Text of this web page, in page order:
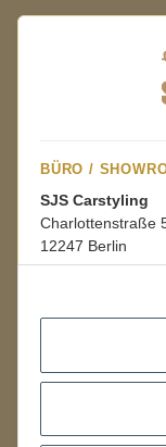
BÜRO /
SJS Carstyling
Charlottenstraße
12247 Berlin
08:00–16:00 Uhr
LAGER /
Packmonster
SJS Carstyling